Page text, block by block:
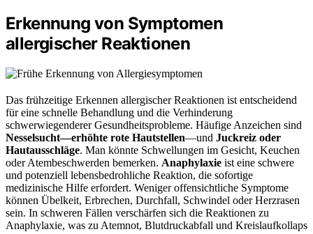
Erkennung von Symptomen
allergischer Reaktionen
Das frühzeitige Erkennen allergischer Reaktionen ist entscheidend
für eine schnelle Behandlung und die Verhinderung
schwerwiegenderer Gesundheitsprobleme. Häufige Anzeichen sind
Nesselsucht—erhöhte rote Hautstellen—und Juckreiz oder
Hautausschläge. Man könnte Schwellungen im Gesicht, Keuchen
oder Atembeschwerden bemerken. Anaphylaxie ist eine schwere
und potenziell lebensbedrohliche Reaktion, die sofortige
medizinische Hilfe erfordert. Weniger offensichtliche Symptome
können Übelkeit, Erbrechen, Durchfall, Schwindel oder Herzrasen
sein. In schweren Fällen verschärfen sich die Reaktionen zu
Anaphylaxie, was zu Atemnot, Blutdruckabfall und Kreislaufkollaps